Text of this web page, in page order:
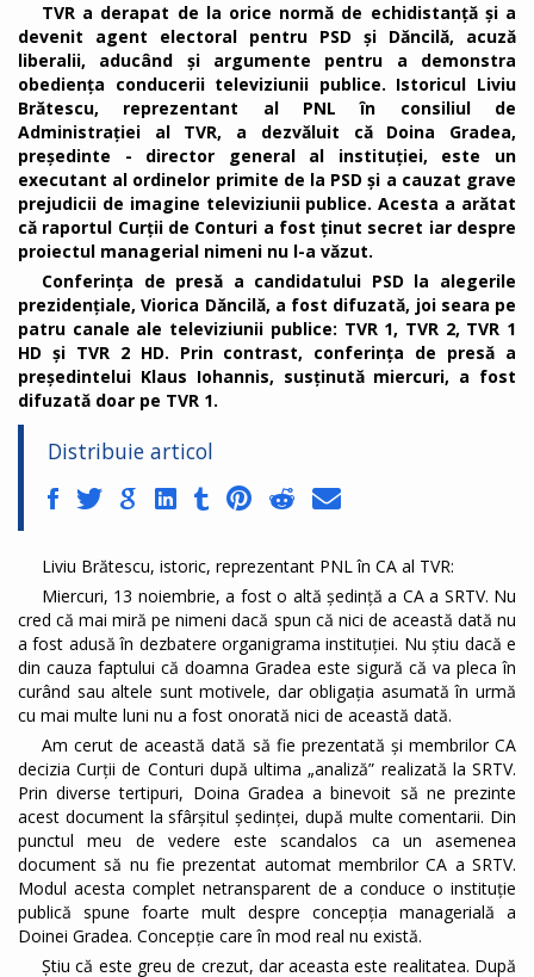
TVR a derapat de la orice normă de echidistanță și a
devenit agent electoral pentru PSD și Dăncilă, acuză
liberalii, aducând și argumente pentru a demonstra
obediența conducerii televiziunii publice. Istoricul Liviu
Brătescu, reprezentant al PNL în consiliul de
Administrației al TVR, a dezvăluit că Doina Gradea,
președinte - director general al instituției, este un
executant al ordinelor primite de la PSD și a cauzat grave
prejudicii de imagine televiziunii publice. Acesta a arătat
că raportul Curții de Conturi a fost ținut secret iar despre
proiectul managerial nimeni nu l-a văzut.
Conferința de presă a candidatului PSD la alegerile
prezidențiale, Viorica Dăncilă, a fost difuzată, joi seara pe
patru canale ale televiziunii publice: TVR 1, TVR 2, TVR 1
HD și TVR 2 HD. Prin contrast, conferința de presă a
președintelui Klaus Iohannis, susținută miercuri, a fost
difuzată doar pe TVR 1.
Distribuie articol
Liviu Brătescu, istoric, reprezentant PNL în CA al TVR:
Miercuri, 13 noiembrie, a fost o altă ședință a CA a SRTV. Nu
cred că mai miră pe nimeni dacă spun că nici de această dată nu
a fost adusă în dezbatere organigrama instituției. Nu știu dacă e
din cauza faptului că doamna Gradea este sigură că va pleca în
curând sau altele sunt motivele, dar obligația asumată în urmă
cu mai multe luni nu a fost onorată nici de această dată.
Am cerut de această dată să fie prezentată și membrilor CA
decizia Curții de Conturi după ultima „analiză” realizată la SRTV.
Prin diverse tertipuri, Doina Gradea a binevoit să ne prezinte
acest document la sfârșitul ședinței, după multe comentarii. Din
punctul meu de vedere este scandalos ca un asemenea
document să nu fie prezentat automat membrilor CA a SRTV.
Modul acesta complet netransparent de a conduce o instituție
publică spune foarte mult despre concepția managerială a
Doinei Gradea. Concepție care în mod real nu există.
Știu că este greu de crezut, dar aceasta este realitatea. După